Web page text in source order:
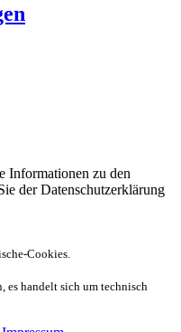
Informationen zu den
der Datenschutzerklärung
Cookies.
es handelt sich um technisch